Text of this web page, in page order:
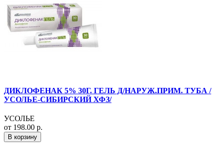
ДИКЛОФЕНАК 5% 30Г. ГЕЛЬ Д/НАРУЖ.ПРИМ. ТУБА /
УСОЛЬЕ-СИБИРСКИЙ ХФЗ/
УСОЛЬЕ
от 198.00 р.
В корзину